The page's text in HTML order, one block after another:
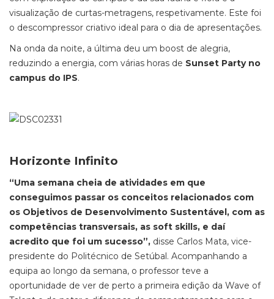
visualização de curtas-metragens, respetivamente. Este foi
o descompressor criativo ideal para o dia de apresentações.
Na onda da noite, a última deu um boost de alegria,
reduzindo a energia, com várias horas de Sunset Party no
campus do IPS.
Horizonte Infinito
“Uma semana cheia de atividades em que
conseguimos passar os conceitos relacionados com
os Objetivos de Desenvolvimento Sustentável, com as
competências transversais, as soft skills, e daí
acredito que foi um sucesso”, disse Carlos Mata, vice-
presidente do Politécnico de Setúbal. Acompanhando a
equipa ao longo da semana, o professor teve a
oportunidade de ver de perto a primeira edição da Wave of